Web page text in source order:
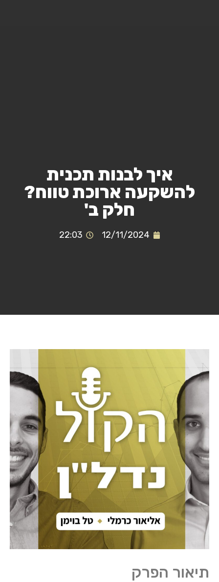
איך לבנות תכנית
להשקעה ארוכת טווח?
חלק ב'
12/11/2024
22:03
תיאור הפרק